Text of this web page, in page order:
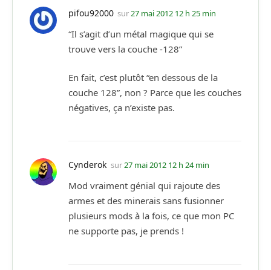
pifou92000 sur27 mai 2012 12 h 25 min
“Il s’agit d’un métal magique qui se
trouve vers la couche -128”
En fait, c’est plutôt “en dessous de la
couche 128”, non ? Parce que les couches
négatives, ça n’existe pas.
Cynderok sur27 mai 2012 12 h 24 min
Mod vraiment génial qui rajoute des
armes et des minerais sans fusionner
plusieurs mods à la fois, ce que mon PC
ne supporte pas, je prends !